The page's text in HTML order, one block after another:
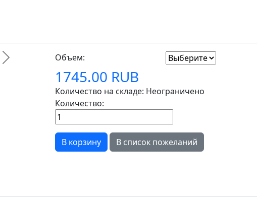
Next Объем:
1745.00 RUB
Количество на складе: Неограничено
Количество: